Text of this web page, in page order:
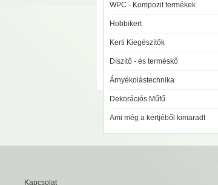
WPC - Kompozit termékek
Hobbikert
Kerti Kiegészítők
Díszítő - és terméskő
Árnyékolástechnika
Dekorációs Műfű
Ami még a kertjéből kimaradt
Kapcsolat